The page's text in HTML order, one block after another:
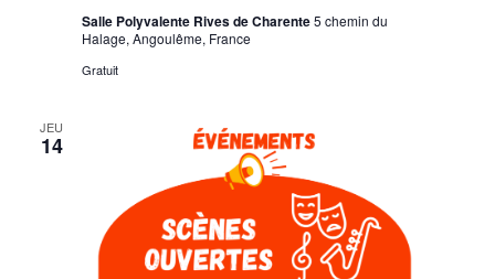
Salle Polyvalente Rives de Charente5 chemin du
Halage, Angoulême, France
Gratuit
JEU
14